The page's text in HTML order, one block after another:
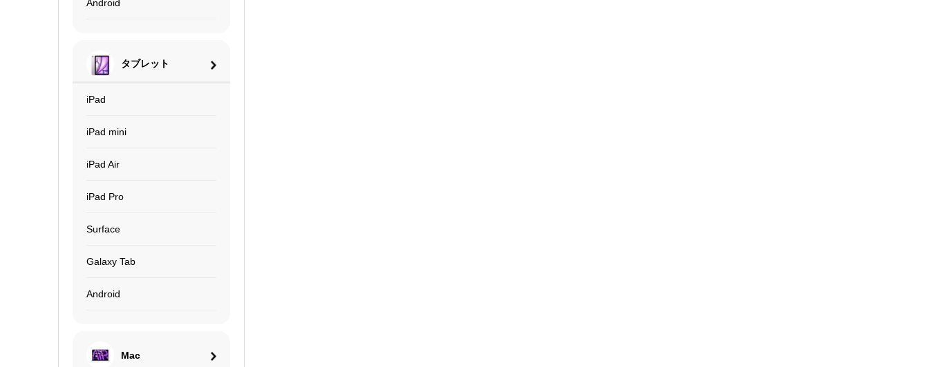
Android
タブレット
iPad
iPad mini
iPad Air
iPad Pro
Surface
Galaxy Tab
Android
Mac